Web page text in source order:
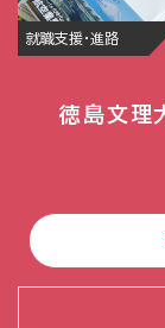
就職支援・進路
徳島文理